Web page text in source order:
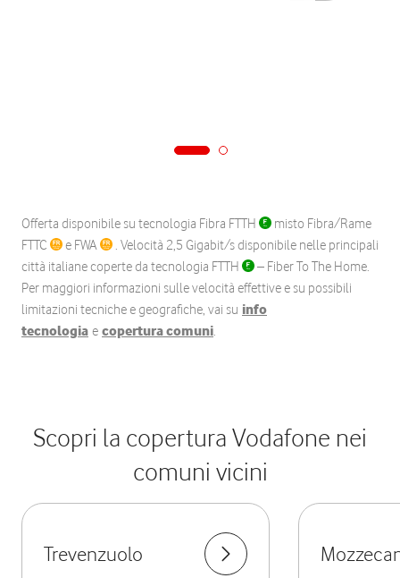
Offerta disponibile su tecnologia Fibra FTTH
misto Fibra/Rame
FTTC
e FWA
. Velocità 2,5 Gigabit/s disponibile nelle principali
città italiane coperte da tecnologia FTTH
– Fiber To The Home.
Per maggiori informazioni sulle velocità effettive e su possibili
limitazioni tecniche e geografiche, vai su info
tecnologia e copertura comuni.
Scopri la copertura Vodafone nei
comuni vicini
Trevenzuolo